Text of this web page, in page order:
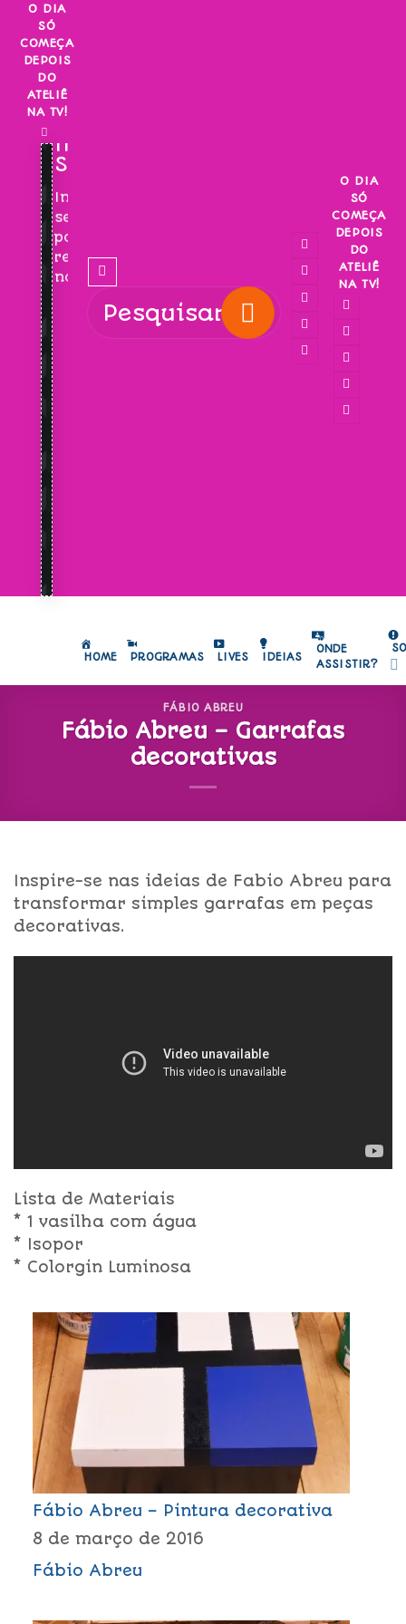
Skip
content
O DIA
SÓ
COMEÇA
DEPOIS
DO
ATELIÊ
NA TV!
INSCREVA-
SE!
Inscreva-
se
para
receber
novidades!
O DIA
SÓ
COMEÇA
DEPOIS
DO
ATELIÊ
NA TV!
HOME PROGRAMAS LIVES IDEIAS
ONDE
ASSISTIR?
FÁBIO ABREU
Fábio Abreu – Garrafas
decorativas
Inspire-se nas ideias de Fabio Abreu para
transformar simples garrafas em peças
decorativas.
Lista de Materiais
* 1 vasilha com água
* Isopor
* Colorgin Luminosa
Fábio Abreu – Pintura decorativa
8 de março de 2016
Fábio Abreu